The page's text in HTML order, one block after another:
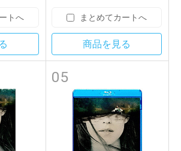
トへ まとめてカートへ
商品を見る
05